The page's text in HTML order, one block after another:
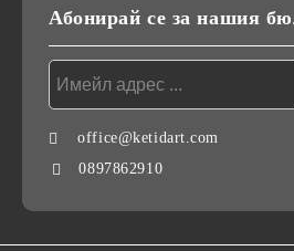
Абонирай се за нашия
office@ketidart.com
0897862910